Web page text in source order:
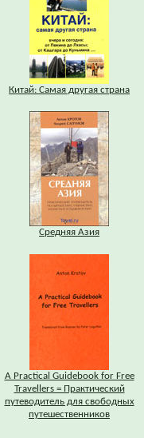
Китай: Самая другая страна
Средняя Азия
A Practical Guidebook for Free
Travellers = Практический
путеводитель для свободных
путешественников